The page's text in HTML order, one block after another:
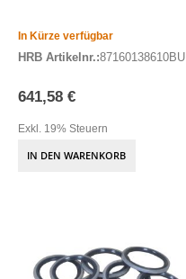
In Kürze verfügbar
HRB Artikelnr.:87160138610BU
641,58 €
Exkl. 19% Steuern
IN DEN WARENKORB